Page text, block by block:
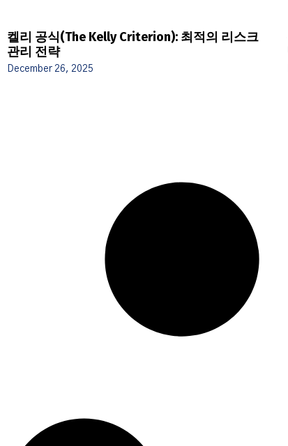
켈리 공식(The Kelly Criterion): 최적의 리스크
관리 전략
December 26, 2025